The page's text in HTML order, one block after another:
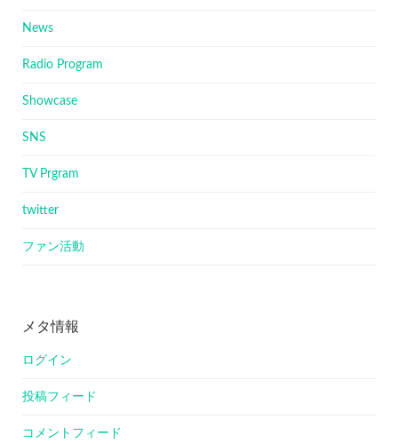
News
Radio Program
Showcase
SNS
TV Prgram
twitter
ファン活動
メタ情報
ログイン
投稿フィード
コメントフィード